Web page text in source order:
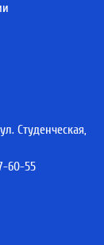
Студенческая,
60-55